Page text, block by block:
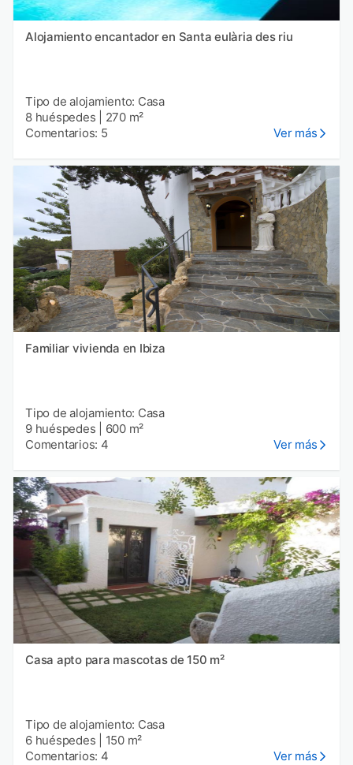
Alojamiento encantador en Santa eulària des riu
Tipo de alojamiento: Casa
8 huéspedes
270 m²
Comentarios: 5
Ver más
Familiar vivienda en Ibiza
Tipo de alojamiento: Casa
9 huéspedes
600 m²
Comentarios: 4
Ver más
Casa apto para mascotas de 150 m²
Tipo de alojamiento: Casa
6 huéspedes
150 m²
Comentarios: 4
Ver más